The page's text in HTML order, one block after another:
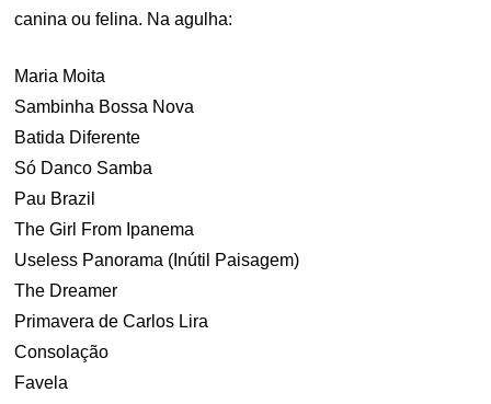
canina ou felina. Na agulha:
Maria Moita
Sambinha Bossa Nova
Batida Diferente
Só Danco Samba
Pau Brazil
The Girl From Ipanema
Useless Panorama (Inútil Paisagem)
The Dreamer
Primavera de Carlos Lira
Consolação
Favela